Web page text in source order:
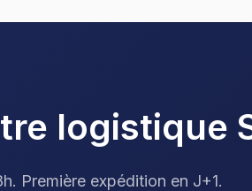
logistique
Première expédition en J+1.